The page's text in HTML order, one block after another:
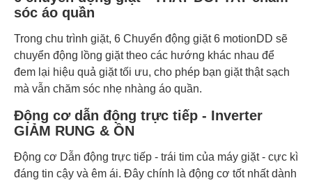
sóc áo quần
Trong chu trình giặt, 6 Chuyển động giặt 6 motionDD sẽ
chuyển động lồng giặt theo các hướng khác nhau để
đem lại hiệu quả giặt tối ưu, cho phép bạn giặt thật sạch
mà vẫn chăm sóc nhẹ nhàng áo quần.
Động cơ dẫn động trực tiếp - Inverter
GIẢM RUNG & ỒN
Động cơ Dẫn động trực tiếp - trái tim của máy giặt - cực kì
đáng tin cậy và êm ái. Đây chính là động cơ tốt nhất dành